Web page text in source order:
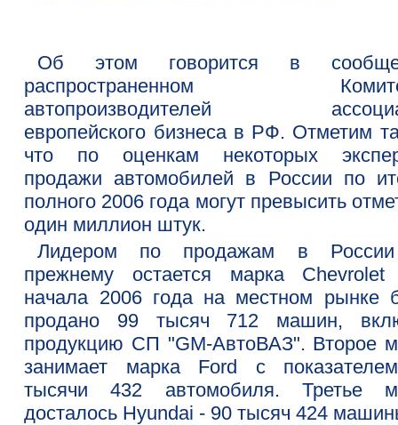
Об этом говорится в
распространенном
автопроизводителей
европейского бизнеса в РФ. Отметим
что по оценкам некоторых
продажи автомобилей в России по
полного 2006 года могут превысить
один миллион штук.
Лидером по продажам в
прежнему остается марка
начала 2006 года на местном рынке
продано 99 тысяч 712 машин,
продукцию СП "GM-АвтоВАЗ". Второе
занимает марка Ford с
тысячи 432 автомобиля. Третье
досталось Hyundai - 90 тысяч 424